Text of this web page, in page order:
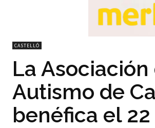
CASTELLÓ
La
Autismo de
benéfica el